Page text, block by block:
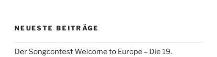
NEUESTE BEITRÄGE
Der Songcontest Welcome to Europe – Die 19.